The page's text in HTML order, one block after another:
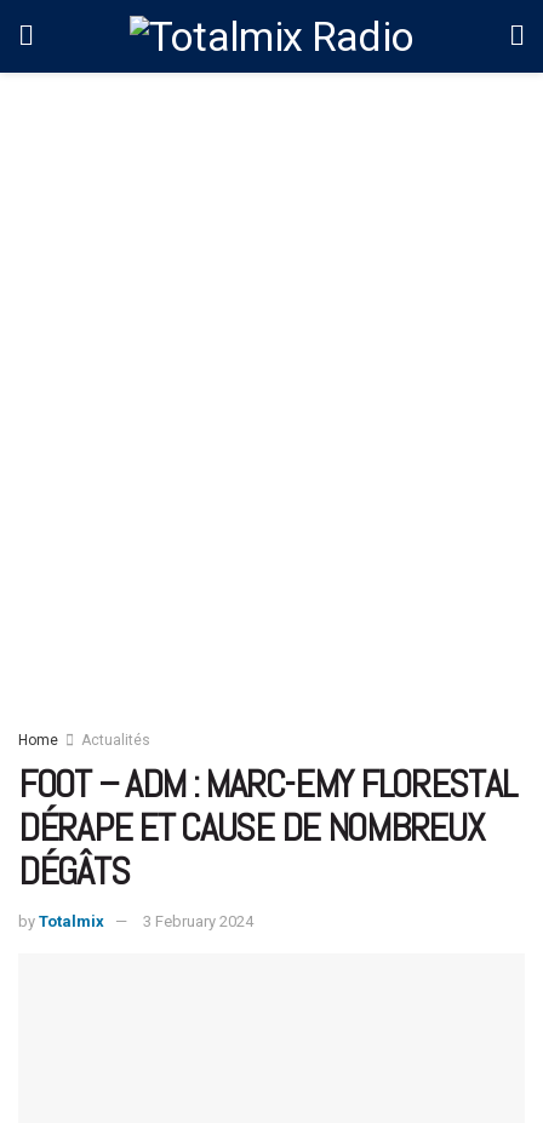
Home Actualités
FOOT – ADM : MARC-EMY FLORESTAL
DÉRAPE ET CAUSE DE NOMBREUX
DÉGÂTS
by Totalmix 3 February 2024